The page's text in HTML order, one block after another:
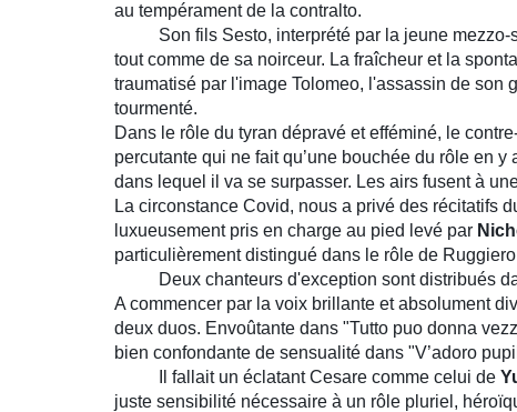
au tempérament de la contralto.
Son fils Sesto, interprété par la jeune mezzo-
tout comme de sa noirceur. La fraîcheur et la
traumatisé par l'image Tolomeo, l'assassin de son
tourmenté.
Dans le rôle du tyran dépravé et efféminé, le
percutante qui ne fait qu’une bouchée du rôle en
dans lequel il va se surpasser. Les airs fusent à
La circonstance Covid, nous a privé des récitatifs
luxueusement pris en charge au pied levé par
particulièrement distingué dans le rôle de
Deux chanteurs d'exception sont distribués
A commencer par la voix brillante et absolument
deux duos. Envoûtante dans "Tutto puo donna
bien confondante de sensualité dans "V’adoro
Il fallait un éclatant Cesare comme celui de
juste sensibilité nécessaire à un rôle pluriel,